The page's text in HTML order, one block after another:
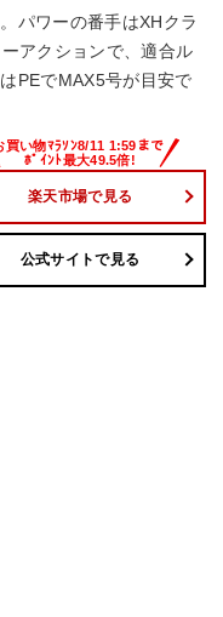
パワーの番手はXHクラ
アクションで、適合ル
PEでMAX5号が目安で
楽天市場で見る
公式サイトで見る